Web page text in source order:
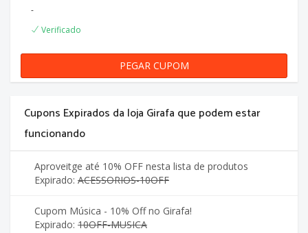
-
Verificado
PEGAR CUPOM
Cupons Expirados da loja Girafa que podem estar
funcionando
Aproveitge até 10% OFF nesta lista de produtos
Expirado: ACESSORIOS-10OFF
Cupom Música - 10% Off no Girafa!
Expirado: 10OFF-MUSICA